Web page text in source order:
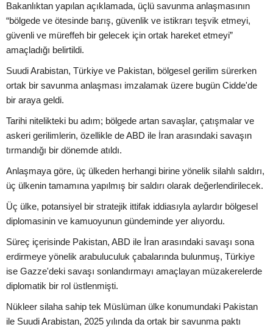
Bakanlıktan yapılan açıklamada, üçlü savunma anlaşmasının
“bölgede ve ötesinde barış, güvenlik ve istikrarı teşvik etmeyi,
güvenli ve müreffeh bir gelecek için ortak hareket etmeyi”
amaçladığı belirtildi.
Suudi Arabistan, Türkiye ve Pakistan, bölgesel gerilim sürerken
ortak bir savunma anlaşması imzalamak üzere bugün Cidde'de
bir araya geldi.
Tarihi nitelikteki bu adım; bölgede artan savaşlar, çatışmalar ve
askeri gerilimlerin, özellikle de ABD ile İran arasındaki savaşın
tırmandığı bir dönemde atıldı.
Anlaşmaya göre, üç ülkeden herhangi birine yönelik silahlı saldırı,
üç ülkenin tamamına yapılmış bir saldırı olarak değerlendirilecek.
Üç ülke, potansiyel bir stratejik ittifak iddiasıyla aylardır bölgesel
diplomasinin ve kamuoyunun gündeminde yer alıyordu.
Süreç içerisinde Pakistan, ABD ile İran arasındaki savaşı sona
erdirmeye yönelik arabuluculuk çabalarında bulunmuş, Türkiye
ise Gazze'deki savaşı sonlandırmayı amaçlayan müzakerelerde
diplomatik bir rol üstlenmişti.
Nükleer silaha sahip tek Müslüman ülke konumundaki Pakistan
ile Suudi Arabistan, 2025 yılında da ortak bir savunma paktı